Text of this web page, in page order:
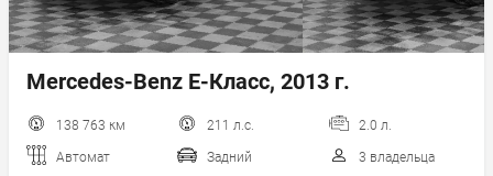
Mercedes-Benz E-Класс, 2013 г.
138 763 км 211 л.с. 2.0 л.
Автомат Задний 3 владельца